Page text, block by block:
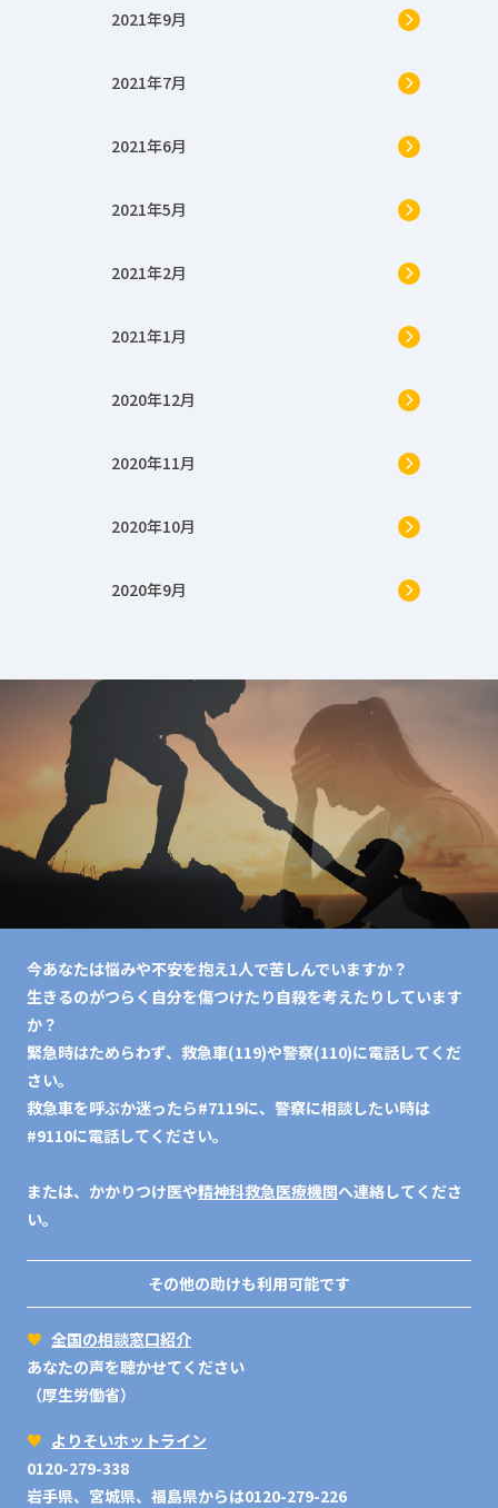
2021年9月
2021年7月
2021年6月
2021年5月
2021年2月
2021年1月
2020年12月
2020年11月
2020年10月
2020年9月
今あなたは悩みや不安を抱え1人で苦しんでいますか？
生きるのがつらく自分を傷つけたり自殺を考えたりしています
か？
緊急時はためらわず、救急車(119)や警察(110)に電話してくだ
さい。
救急車を呼ぶか迷ったら#7119に、警察に相談したい時は
#9110に電話してください。
または、かかりつけ医や精神科救急医療機関へ連絡してくださ
い。
その他の助けも利用可能です
♥ 全国の相談窓口紹介
あなたの声を聴かせてください
（厚生労働省）
♥ よりそいホットライン
0120-279-338
岩手県、宮城県、福島県からは0120-279-226